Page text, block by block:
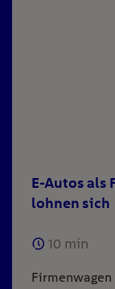
E-Autos als
lohnen sich
10 min